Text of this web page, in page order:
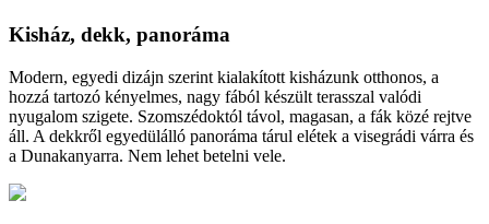
Kisház, dekk, panoráma
Modern, egyedi dizájn szerint kialakított kisházunk otthonos, a
hozzá tartozó kényelmes, nagy fából készült terasszal valódi
nyugalom szigete. Szomszédoktól távol, magasan, a fák közé rejtve
áll. A dekkről egyedülálló panoráma tárul elétek a visegrádi várra és
a Dunakanyarra. Nem lehet betelni vele.